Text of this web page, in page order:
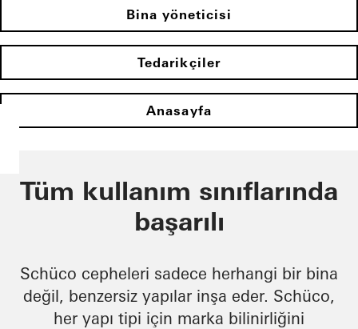
Bina yöneticisi
Tedarikçiler
Anasayfa
Tüm kullanım sınıflarında
başarılı
Schüco cepheleri sadece herhangi bir bina
değil, benzersiz yapılar inşa eder. Schüco,
her yapı tipi için marka bilinirliğini